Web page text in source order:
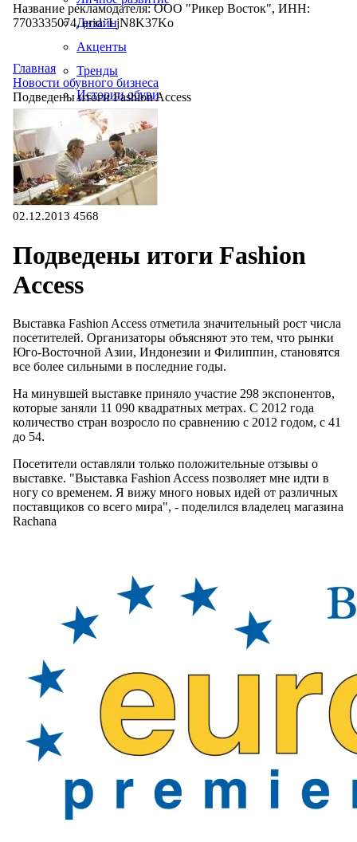
Дизайн
Акценты
Тренды
Истории обуви
Производство
Название рекламодателя: ООО "Рикер Восток", ИНН:
7703335074, erid: LjN8K37Ko
Главная
Новости обувного бизнеса
Подведены итоги Fashion Access
02.12.2013 4568
Подведены итоги Fashion
Access
Выставка Fashion Access отметила значительный рост числа
посетителей. Организаторы объясняют это тем, что рынки
Юго-Восточной Азии, Индонезии и Филиппин, становятся
все более сильными в последние годы.
На минувшей выставке приняло участие 298 экспонентов,
которые заняли 11 090 квадратных метрах. С 2012 года
количество стран возросло по сравнению с 2012 годом, с 41
до 54.
Посетители оставляли только положительные отзывы о
выставке. "Выставка Fashion Access позволяет мне идти в
ногу со временем. Я вижу много новых идей от различных
поставщиков со всего мира", - поделился владелец магазина
Rachana